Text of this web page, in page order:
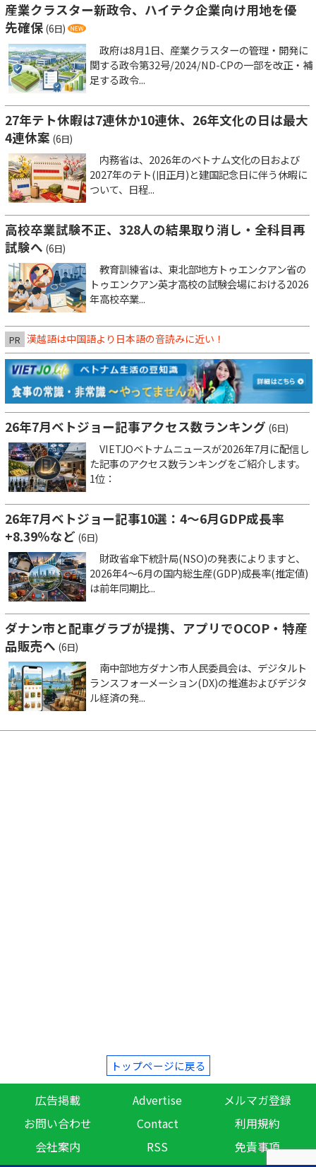
産業クラスター新政令、ハイテク企業向け用地を優
先確保 (6日)
政府は8月1日、産業クラスターの管理・開発に
関する政令第32号/2024/ND-CPの一部を改正・補
足する政令...
27年テト休暇は7連休か10連休、26年文化の日は最大
4連休案 (6日)
内務省は、2026年のベトナム文化の日および
2027年のテト(旧正月)と建国記念日に伴う休暇に
ついて、日程...
高校卒業試験不正、328人の結果取り消し・全科目再
試験へ (6日)
教育訓練省は、東北部地方トゥエンクアン省の
トゥエンクアン英才高校の試験会場における2026
年高校卒業...
PR 漢越語は中国語より日本語の音読みに近い！
26年7月ベトジョー記事アクセス数ランキング (6日)
VIETJOベトナムニュースが2026年7月に配信し
た記事のアクセス数ランキングをご紹介します。
1位：
26年7月ベトジョー記事10選：4～6月GDP成長率
+8.39％など (6日)
財政省傘下統計局(NSO)の発表によりますと、
2026年4～6月の国内総生産(GDP)成長率(推定値)
は前年同期比...
ダナン市と配車グラブが提携、アプリでOCOP・特産
品販売へ (6日)
南中部地方ダナン市人民委員会は、デジタルト
ランスフォーメーション(DX)の推進およびデジタ
ル経済の発...
トップページに戻る
広告掲載 Advertise
メルマガ登録
お問い合わせ
Contact
利用規約
会社案内
RSS 免責事項